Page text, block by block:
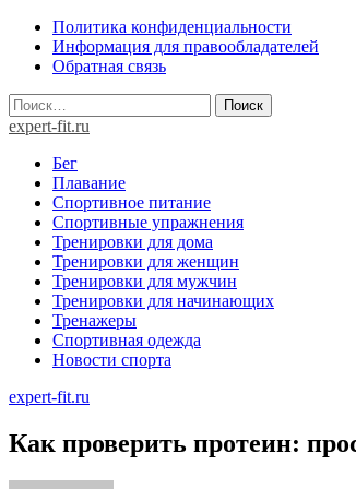
Skip
content
Политика конфиденциальности
Информация для правообладателей
Обратная связь
Найти:
expert-fit.ru
Бег
Плавание
Спортивное питание
Спортивные упражнения
Тренировки для дома
Тренировки для женщин
Тренировки для мужчин
Тренировки для начинающих
Тренажеры
Спортивная одежда
Новости спорта
expert-fit.ru
Как проверить протеин: